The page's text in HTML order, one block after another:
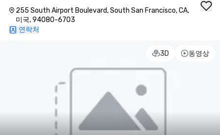
255 South Airport Boulevard, South San Francisco, CA,
미국, 94080-6703
연락처
3D 동영상